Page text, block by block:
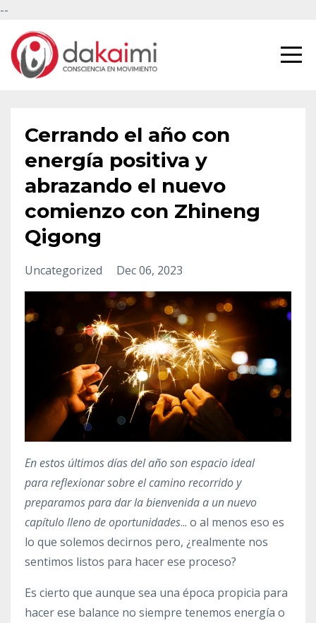
--
Cerrando el año con
energía positiva y
abrazando el nuevo
comienzo con Zhineng
Qigong
Uncategorized Dec 06, 2023
En estos últimos días del año son espacio ideal
para reflexionar sobre el camino recorrido y
preparamos para dar la bienvenida a un nuevo
capítulo lleno de oportunidades... o al menos eso es
lo que solemos decirnos pero, ¿realmente nos
sentimos listos para hacer ese proceso?
Es cierto que aunque sea una época propicia para
hacer ese balance no siempre tenemos energía o